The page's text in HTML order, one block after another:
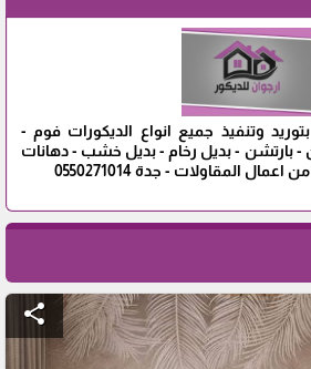
وتنفيذ جميع انواع الديكورات فوم -
- بارتشن - بديل رخام - بديل خشب - دهانات
المقاولات - جدة 0550271014
share